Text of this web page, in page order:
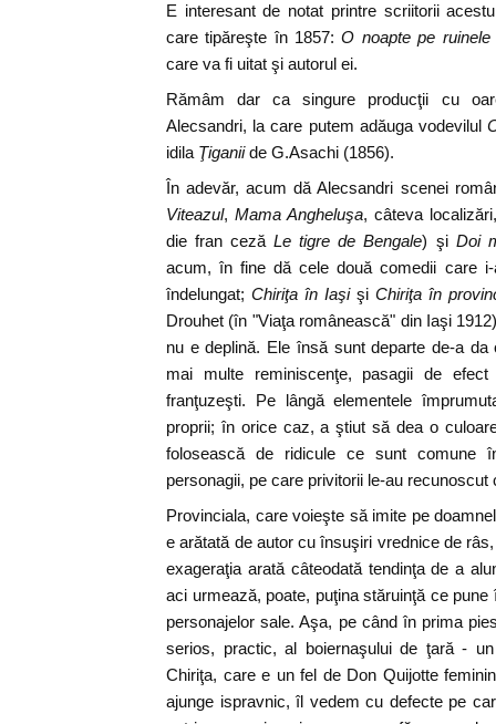
E interesant de notat printre scriitorii
care tipăreşte în 1857:O noapte pe ruinele
care va fi uitat şi autorul ei.
Rămâm dar ca singure producţii cu
Alecsandri, la care putem adăuga vodevilul
idila Ţiganiide G.Asachi (1856).
În adevăr, acum dă Alecsandri scenei
Viteazul,Mama Angheluşa, câteva
die fran cezăLe tigre de Bengale) şi Doi
acum, în fine dă cele două comedii care
îndelungat; Chiriţa în Iaşişi Chiriţa în
Drouhet (în "Viaţa românească" din Iaşi
nu e deplină. Ele însă sunt departe de-a
mai multe reminiscenţe, pasagii de
franţuzeşti. Pe lângă elementele
proprii; în orice caz, a ştiut să dea o
folosească de ridicule ce sunt comune
personagii, pe care privitorii le-au
Provinciala, care voieşte să imite pe
e arătată de autor cu însuşiri vrednice de
exageraţia arată câteodată tendinţa de a
aci urmează, poate, puţina stăruinţă ce
personajelor sale. Aşa, pe când în prima
serios, practic, al boiernaşului de ţară -
Chiriţa, care e un fel de Don Quijotte
ajunge ispravnic, îl vedem cu defecte pe